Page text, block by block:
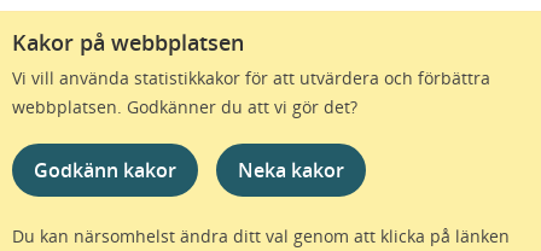
Kakor på webbplatsen
Vi vill använda statistikkakor för att utvärdera och förbättra
webbplatsen. Godkänner du att vi gör det?
Godkänn kakor Neka kakor
Du kan närsomhelst ändra ditt val genom att klicka på länken
Region Skåne finns till för att alla som bor i Skåne
ska må bra och känna framtidstro. Genom
gränslösa samarbeten och omtanke skapas de
bästa förutsättningar för ett hälsosamt liv – inom
näringsliv, kollektivtrafik, kultur och hälso- och
sjukvård – i Skåne. Tillsammans gör vi livet mera
möjligt.